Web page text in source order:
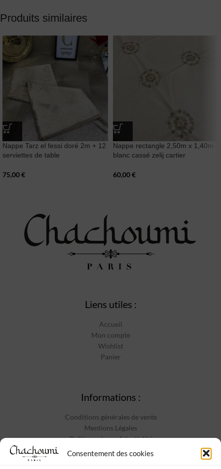
Consentement des cookies
Produits similaires
Nappe Tarz el fessi doré 2m + 12
serviettes de table
75,00€
Nappe rectangle 2,50m x 1,40m
blanc cassé zelij cartier
60,00€
Liens utiles :
Accueil
Mon compte
Wishlist
Panier
Informations :
Conditions générales de vente
Mentions Légales
Politique de confidentialité
Contact